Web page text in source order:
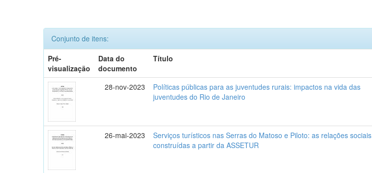
Conjunto de itens:
Pré-
visualização
Data do
documento
Título
28-nov-2023
Políticas públicas para as juventudes rurais: impactos na vida das
juventudes do Rio de Janeiro
26-mai-2023
Serviços turísticos nas Serras do Matoso e Piloto: as relações sociais
construídas a partir da ASSETUR